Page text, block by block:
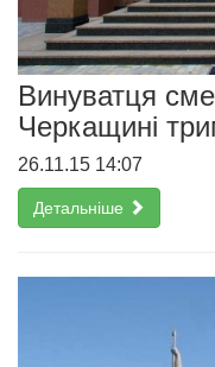
Винуватця
Черкащині
26.11.15 14:07
Детальніше